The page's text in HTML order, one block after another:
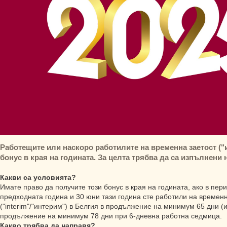
Работещите или наскоро работилите на временна заетост
бонус в края на годината. За целта трябва да са изпълнени
Какви са условията?
Имате право да получите този бонус в края на годината, ако в
предходната година и 30 юни тази година сте работили на
("interim"/"интерим") в Белгия в продължение на минимум 65 дни
продължение на минимум 78 дни при 6-дневна работна седмица.
Какво трябва да направя?